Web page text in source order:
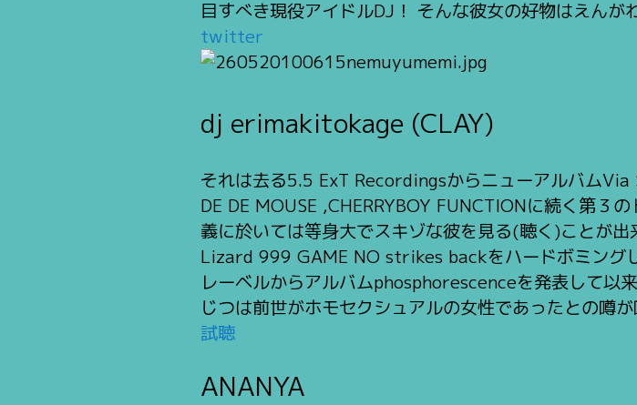
目すべき現役アイドルDJ！ そんな彼女の好物はえんが
twitter
dj erimakitokage (CLAY)
それは去る5.5 ExT Recordingsからニューアルバム
DE DE MOUSE ,CHERRYBOY FUNCTIONに続く第
義に於いては等身大でスキゾな彼を見る(聴く)ことが
Lizard 999 GAME NO strikes backをハードボミング
レーベルからアルバムphosphorescenceを発表して以
じつは前世がホモセクシュアルの女性であったとの噂が
試聴
ANANYA